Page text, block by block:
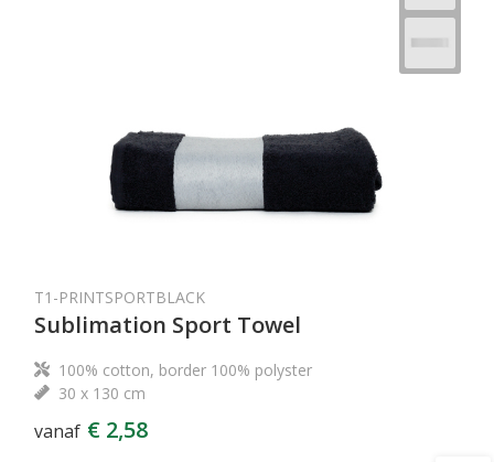
T1-PRINTSPORTBLACK
Sublimation Sport Towel
100% cotton, border 100% polyster
30 x 130 cm
vanaf € 2,58